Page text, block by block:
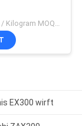
$1.10 - $1.18 / Kilogram MOQ:1000 Kilogramm/Kilogramm
EX300 wirft